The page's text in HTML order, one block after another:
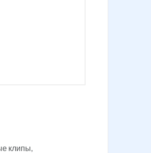
клипы,